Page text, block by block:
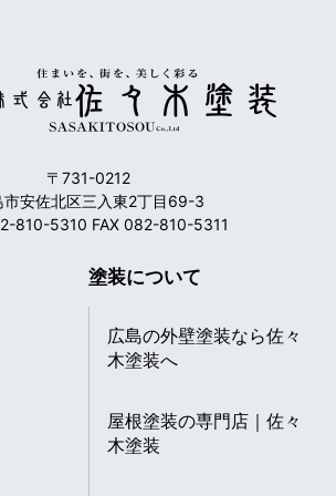
〒731-0212
市安佐北区三入東2丁目69-3
810-5310 FAX 082-810-5311
塗装について
広島の外壁塗装なら佐々
木塗装へ
屋根塗装の専門店｜佐々
木塗装